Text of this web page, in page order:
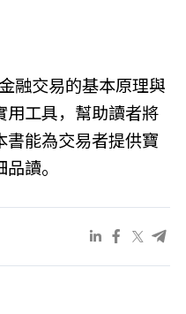
融交易的基本原理與
用工具，幫助讀者將
書能為交易者提供寶
讀。